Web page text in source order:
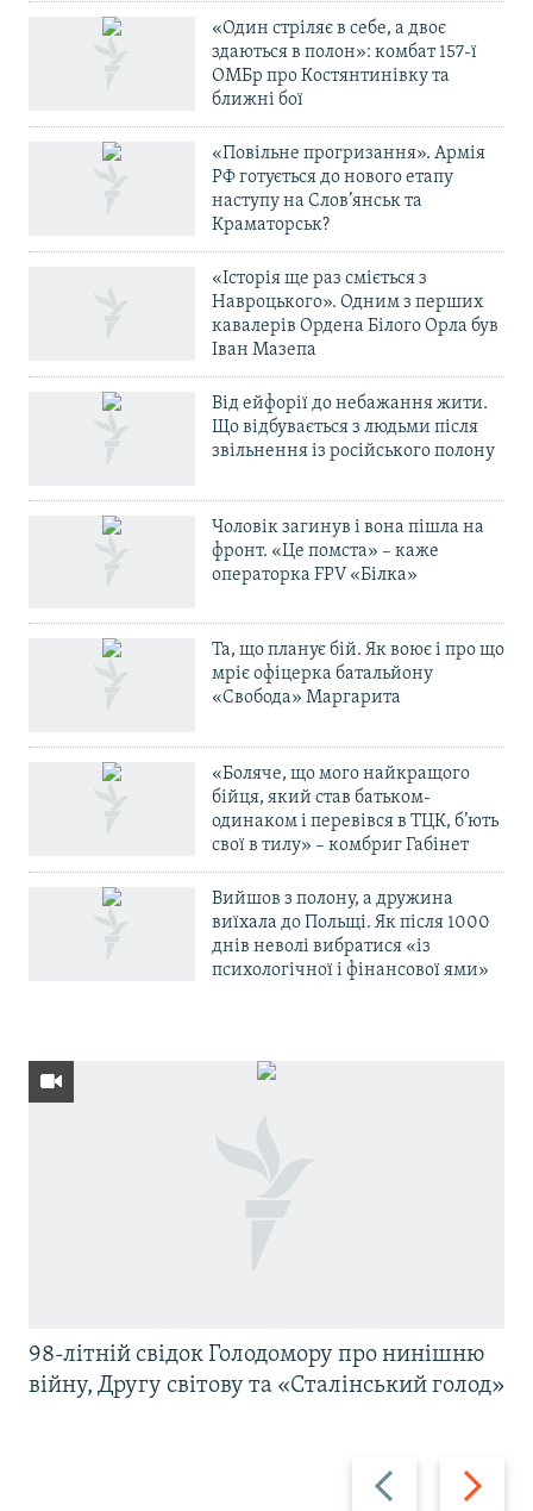
«Один стріляє в себе, а двоє
здаються в полон»: комбат 157-ї
ОМБр про Костянтинівку та
ближні бої
«Повільне прогризання». Армія
РФ готується до нового етапу
наступу на Слов’янськ та
Краматорськ?
«Історія ще раз сміється з
Навроцького». Одним з перших
кавалерів Ордена Білого Орла був
Іван Мазепа
Від ейфорії до небажання жити.
Що відбувається з людьми після
звільнення із російського полону
Чоловік загинув і вона пішла на
фронт. «Це помста» – каже
операторка FPV «Білка»
Та, що планує бій. Як воює і про що
мріє офіцерка батальйону
«Свобода» Маргарита
«Боляче, що мого найкращого
бійця, який став батьком-
одинаком і перевівся в ТЦК, б’ють
свої в тилу» – комбриг Габінет
Вийшов з полону, а дружина
виїхала до Польщі. Як після 1000
днів неволі вибратися «із
психологічної і фінансової ями»
Назад Вперед
98-літній свідок Голодомору про нинішню
війну, Другу світову та «Сталінський голод»